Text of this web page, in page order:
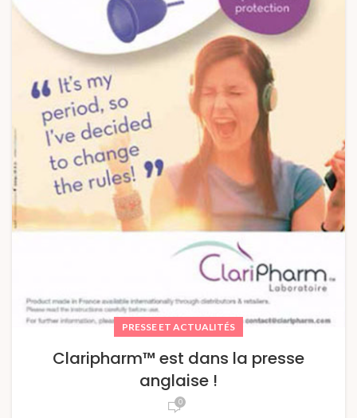
PRESSE ET ACTUALITÉS
Claripharm™ est dans la presse
anglaise !
0